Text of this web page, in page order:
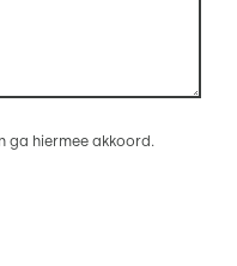
ga hiermee akkoord.